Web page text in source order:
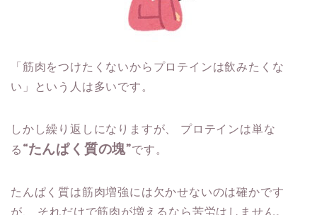
「筋肉をつけたくないからプロテインは飲みたくな
い」という人は多いです。
しかし繰り返しになりますが、
プロテインは単な
る “たんぱく質の塊”です。
たんぱく質は筋肉増強には欠かせないのは確かです
が、
それだけで筋肉が増えるなら苦労はしません。